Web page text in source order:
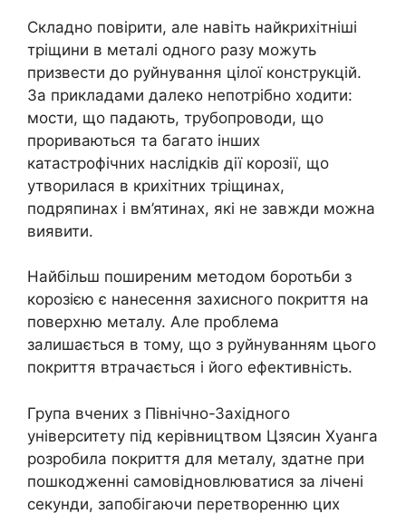
Складно повірити, але навіть найкрихітніші
тріщини в металі одного разу можуть
призвести до руйнування цілої конструкцій.
За прикладами далеко непотрібно ходити:
мости, що падають, трубопроводи, що
прориваються та багато інших
катастрофічних наслідків дії корозії, що
утворилася в крихітних тріщинах,
подряпинах і вм’ятинах, які не завжди можна
виявити.
Найбільш поширеним методом боротьби з
корозією є нанесення захисного покриття на
поверхню металу. Але проблема
залишається в тому, що з руйнуванням цього
покриття втрачається і його ефективність.
Група вчених з Північно-Західного
університету під керівництвом Цзясин Хуанга
розробила покриття для металу, здатне при
пошкодженні самовідновлюватися за лічені
секунди, запобігаючи перетворенню цих